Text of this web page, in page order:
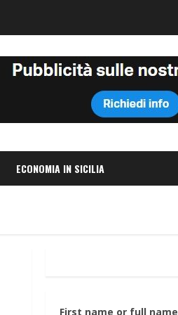
ECONOMIA IN SICILIA
First name or full name